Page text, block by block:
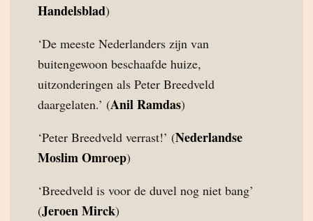
Handelsblad)
‘De meeste Nederlanders zijn van
buitengewoon beschaafde huize,
uitzonderingen als Peter Breedveld
daargelaten.’ (Anil Ramdas)
‘Peter Breedveld verrast!’ (Nederlandse
Moslim Omroep)
‘Breedveld is voor de duvel nog niet bang’
(Jeroen Mirck)